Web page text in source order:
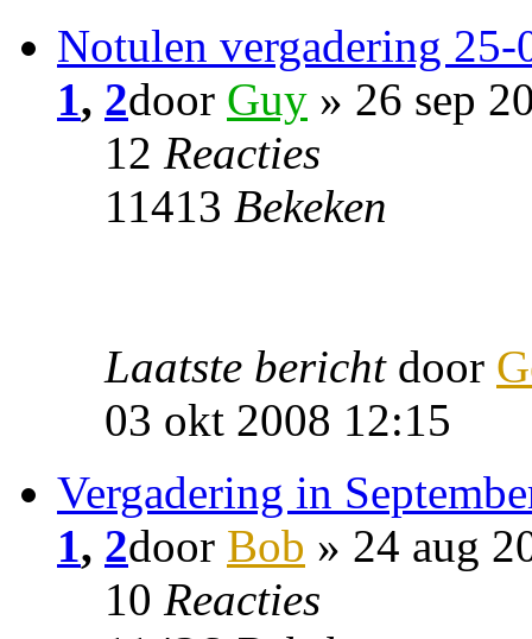
Notulen vergadering 25-
1, 2door Guy » 26 sep
12 Reacties
11413 Bekeken
Laatste bericht door
03 okt 2008 12:15
Vergadering in
1, 2door Bob » 24 aug
10 Reacties